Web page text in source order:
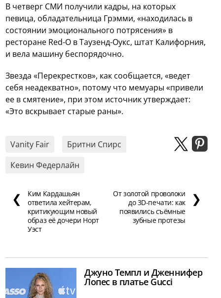
В четверг СМИ получили кадры, на которых
певица, обладательница Грэмми, «находилась в
состоянии эмоционального потрясения» в
ресторане Red-O в Таузенд-Оукс, штат Калифорния,
и вела машину беспорядочно.
Звезда «Перекрестков», как сообщается, «ведет
себя неадекватно», потому что мемуары «привели
ее в смятение», при этом источник утверждает:
«Это вскрывает старые раны».
Vanity Fair
Бритни Спирс
Кевин Федерлайн
❮
Ким Кардашьян
ответила хейтерам,
критикующим новый
образ её дочери Норт
Уэст
От золотой проволоки
до 3D-печати: как
появились съёмные
зубные протезы
❯
Джуно Темпл и Дженнифер
Лопес в платье Gucci